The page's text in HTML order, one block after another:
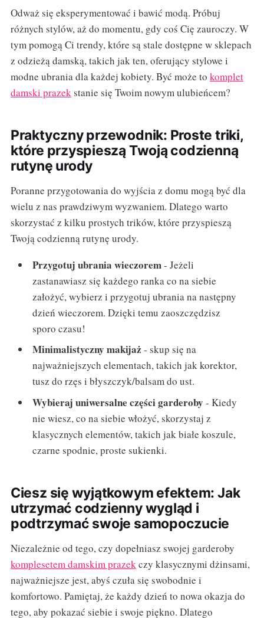
Odważ się eksperymentować i bawić modą. Próbuj
różnych stylów, aż do momentu, gdy coś Cię zauroczy. W
tym pomogą Ci trendy, które są stale dostępne w sklepach
z odzieżą damską, takich jak ten, oferujący stylowe i
modne ubrania dla każdej kobiety. Być może to komplet
damski prazekstanie się Twoim nowym ulubieńcem?
Praktyczny przewodnik: Proste triki,
które przyspieszą Twoją codzienną
rutynę urody
Poranne przygotowania do wyjścia z domu mogą być dla
wielu z nas prawdziwym wyzwaniem. Dlatego warto
skorzystać z kilku prostych trików, które przyspieszą
Twoją codzienną rutynę urody.
Przygotuj ubrania wieczorem- Jeżeli
zastanawiasz się każdego ranka co na siebie
założyć, wybierz i przygotuj ubrania na następny
dzień wieczorem. Dzięki temu zaoszczędzisz
sporo czasu!
Minimalistyczny makijaż - skup się na
najważniejszych elementach, takich jak korektor,
tusz do rzęs i błyszczyk/balsam do ust.
Wybieraj uniwersalne części garderoby - Kiedy
nie wiesz, co na siebie włożyć, skorzystaj z
klasycznych elementów, takich jak białe koszule,
czarne spodnie, proste sukienki.
Ciesz się wyjątkowym efektem: Jak
utrzymać codzienny wygląd i
podtrzymać swoje samopoczucie
Niezależnie od tego, czy dopełniasz swojej garderoby
komplesetem damskim prazekczy klasycznymi dżinsami,
najważniejsze jest, abyś czuła się swobodnie i
komfortowo. Pamiętaj, że każdy dzień to nowa okazja do
tego, aby pokazać siebie i swoje piękno. Dlatego